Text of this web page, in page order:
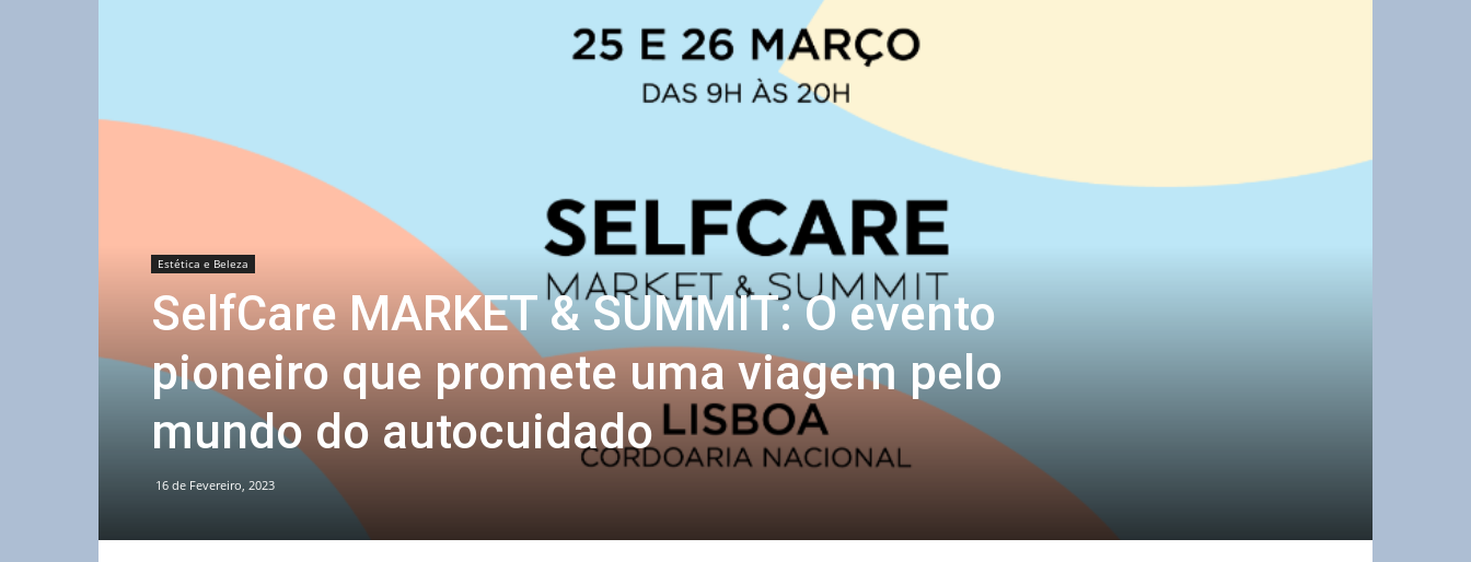
Estética e Beleza
SelfCare MARKET & SUMMIT: O evento
pioneiro que promete uma viagem pelo
mundo do autocuidado
16 de Fevereiro, 2023